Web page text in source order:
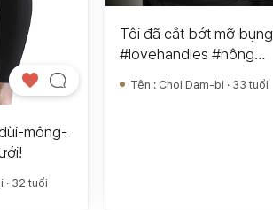
mông-
· 32 tuổi
Tôi đã cắt bớt mỡ bụng
#lovehandles #hông
Tên : Choi Dam-bi · 33 tuổi